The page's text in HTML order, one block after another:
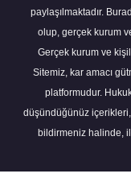
paylaşılmaktadır.
olup, gerçek kurum
Gerçek kurum ve
Sitemiz, kar amacı
platformudur.
düşündüğünüz içerikleri,
bildirmeniz halinde,